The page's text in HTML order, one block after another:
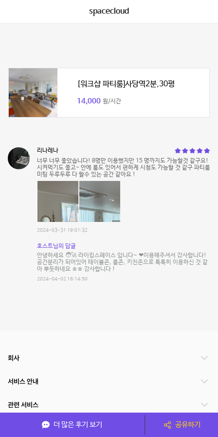
spacecloud
[워크샵 파티룸]사당역2분,30평
14,000 원/시간
리나레나
너무 너무 좋았습니다! 8명만 이용했지만 15 명까지도 가능할것 같구요!
시켜먹기도 좋고- 안에 룸도 있어서 편하게 시청도 가능할 것 같구 파티룸
미팅 두루두루 다 할수 있는 공간 같아요 !
2024-03-31 19:01:32
호스트님의 답글
안녕하세요 🧑‍🚀 라이킹스페이스 입니다~ ❤이용해주셔서 감사합니다!
공간분리가 되어있어 테이블존, 룸존, 키친존으로 톡톡히 이용하신 것 같
아 뿌듯하네요 ㅎㅎ 감사합니다 !
2024-04-02 16:14:50
더 많은 후기 보기 공유하기
회사
서비스 안내
관련 서비스